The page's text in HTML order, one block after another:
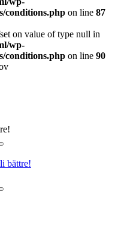
conditions.php on line 87
on value of type null in
wp-
conditions.php on line 90
bättre!